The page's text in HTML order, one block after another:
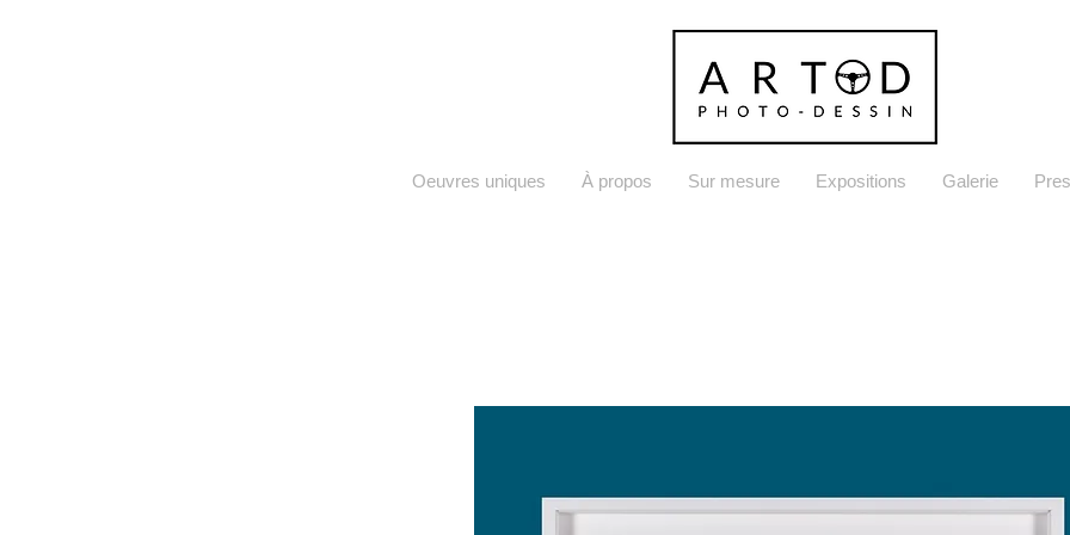
Oeuvres uniques À propos Sur mesure Expositions Galerie